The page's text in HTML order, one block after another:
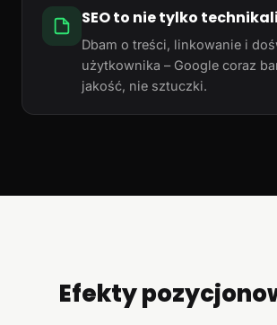
SEO to nie tylko
Dbam o treści, linkowanie i
użytkownika – Google coraz
jakość, nie sztuczki.
Efekty